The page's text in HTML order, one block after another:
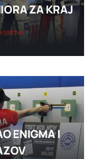
ZA KRAJ
ENIGMA I